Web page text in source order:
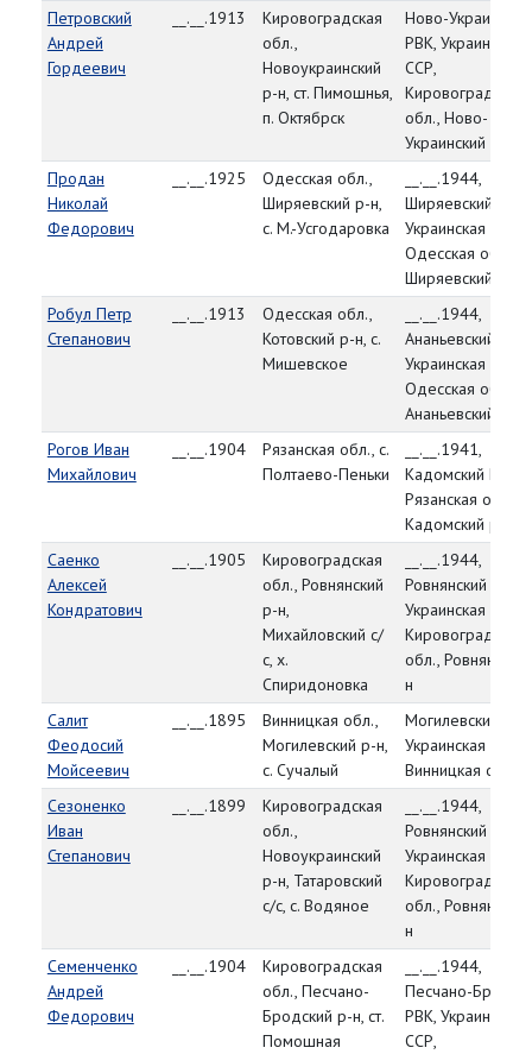
Петровский
Андрей
Гордеевич
__.__.1913
Кировоградская
обл.,
Новоукраинский
р-н, ст. Пимошнья,
п. Октябрск
Ново-Украинский
РВК, Украинская
ССР,
Кировоградская
обл., Ново-
Украинский р-н
Продан
Николай
Федорович
__.__.1925
Одесская обл.,
Ширяевский р-н,
с. М.-Усгодаровка
__.__.1944,
Ширяевский РВК,
Украинская ССР,
Одесская обл.,
Ширяевский р-н
Робул Петр
Степанович
__.__.1913
Одесская обл.,
Котовский р-н, с.
Мишевское
__.__.1944,
Ананьевский РВК,
Украинская ССР,
Одесская обл.,
Ананьевский р-н
Рогов Иван
Михайлович
__.__.1904
Рязанская обл., с.
Полтаево-Пеньки
__.__.1941,
Кадомский РВК,
Рязанская обл.,
Кадомский р-н
Саенко
Алексей
Кондратович
__.__.1905
Кировоградская
обл., Ровнянский
р-н,
Михайловский с/
с, х.
Спиридоновка
__.__.1944,
Ровнянский РВК,
Украинская ССР,
Кировоградская
обл., Ровнянский
н
Салит
Феодосий
Мойсеевич
__.__.1895
Винницкая обл.,
Могилевский р-н,
с. Сучалый
Могилевский
Украинская ССР,
Винницкая обл.
Сезоненко
Иван
Степанович
__.__.1899
Кировоградская
обл.,
Новоукраинский
р-н, Татаровский
с/с, с. Водяное
__.__.1944,
Ровнянский РВК,
Украинская ССР,
Кировоградская
обл., Ровнянский
н
Семенченко
Андрей
Федорович
__.__.1904
Кировоградская
обл., Песчано-
Бродский р-н, ст.
Помошная
__.__.1944,
Песчано-
РВК, Украинская
ССР,